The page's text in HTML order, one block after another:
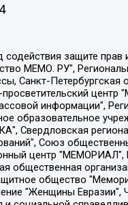
Bellingcat", зарегистрированная в Нидерландах (дата регистрации 11.07.2018), Захаров Андрей Вячеславович, Клепиковская Екатерина Дмитриевна, Общество с ограниченной ответственностью "МЕМО", Перл Роман Александрович, Симонов Евгений Алексеевич, Соловьева Елена Анатольевна, Сотников Даниил Владимирович, Сурначева Елизавета Дмитриевна, Автономная некоммерческая организация по защите прав человека и информированию населения "Якутия – Наше Мнение", Общество с ограниченной ответственностью "Москоу диджитал медиа", с 26.01.2023 Общество с ограниченной ответственностью "Чайка Белые сады", Ветошкина Валерия Валерьевна, Заговора Максим Александрович, Межрегиональное общественное движение "Российская ЛГБТ - сеть", Оленичев Максим Владимирович, Павлов Иван Юрьевич, Скворцова Елена Сергеевна, Общество с ограниченной ответственностью "Как бы инагент", Кочетков Игорь Викторович, Общество с ограниченной ответственностью "Честные выборы", Еланчик Олег Александрович, Общество с ограниченной ответственностью "Нобелевский призыв", Гималова Регина Эмилевна, Григорьев Андрей Валерьевич, Григорьева Алина Александровна, Ассоциация по содействию защите прав призывников, альтернативнослужащих и военнослужащих "Правозащитная группа "Гражданин.Армия.Право", Хисамова Регина Фаритовна, Автономная некоммерческая организация по реализации социально-правовых программ "Лилит",